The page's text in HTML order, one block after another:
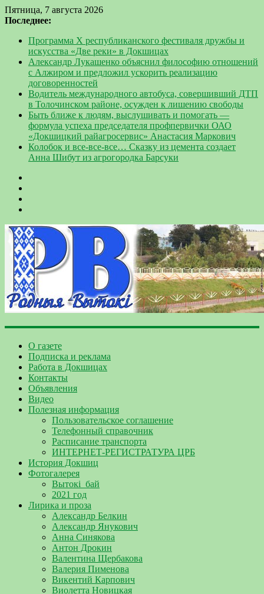
Пятница, 7 августа 2026
Последнее:
Программа Х республиканского фестиваля дружбы и
искусства «Две реки» в Докшицах
Александр Лукашенко объяснил философию отношений
с Алжиром и предложил ускорить реализацию
договоренностей
Водитель международного автобуса, совершивший ДТП
в Толочинском районе, осужден к лишению свободы
Быть ближе к людям, выслушивать и помогать —
формула успеха председателя профпервички ОАО
«Докшицкий райагросервис» Анастасия Маркович
Колобок и все-все-все… Сказку из цемента создает
Анна Шибут из агрогородка Барсуки
О газете
Подписка и реклама
Работа в Докшицах
Контакты
Объявления
Видео
Полезная информация
Пользовательское соглашение
Телефонный справочник
Расписание транспорта
ИНТЕРНЕТ-РЕГИСТРАТУРА ЦРБ
История Докшиц
Фотогалерея
Вытокі_бай
2021 год
Лирика и проза
Александр Белкин
Александр Янукович
Анна Синякова
Антон Дрокин
Валентина Щербакова
Валерия Пименова
Викентий Карпович
Виолетта Новицкая